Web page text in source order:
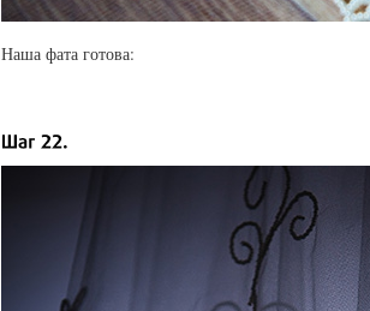
Наша фата готова: